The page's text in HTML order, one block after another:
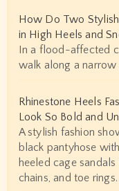
How Do Two
in High Heels and
In a flood-affected
walk along a
Rhinestone Heels
Look So Bold and
A stylish fashion
black pantyhose
heeled cage
chains, and toe rings.